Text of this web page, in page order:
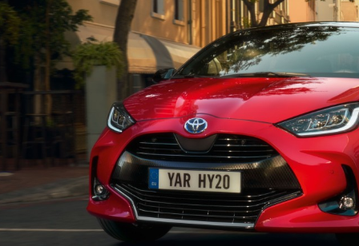
Bacheca annunci di lavoro
dai Soci
svizzera delle
pompe di calore
(APP)
PdC-modulo di
sistema